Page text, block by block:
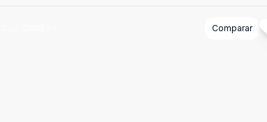
Comparar